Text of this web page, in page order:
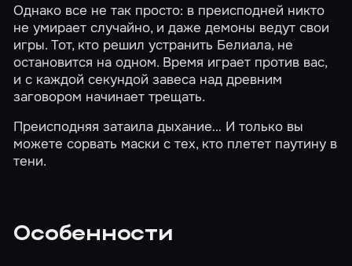
Однако все не так просто: в преисподней никто
не умирает случайно, и даже демоны ведут свои
игры. Тот, кто решил устранить Белиала, не
остановится на одном. Время играет против вас,
и с каждой секундой завеса над древним
заговором начинает трещать.
Преисподняя затаила дыхание… И только вы
можете сорвать маски с тех, кто плетет паутину в
тени.
Особенности